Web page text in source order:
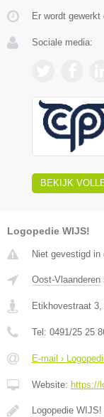
Er wordt gewerkt
Sociale media:
BEKIJK
Logopedie WIJS!
Niet gevestigd
Oost-Vlaanderen
Etikhovestraat 3,
Tel: 0491/25 25
E-mail ›
Website: https://
Logopedie